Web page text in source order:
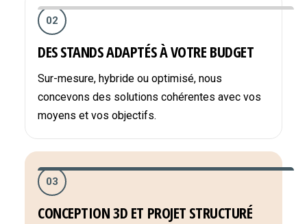
02
DES STANDS ADAPTÉS À VOTRE BUDGET
Sur-mesure, hybride ou optimisé, nous
concevons des solutions cohérentes avec vos
moyens et vos objectifs.
03
CONCEPTION 3D ET PROJET STRUCTURÉ